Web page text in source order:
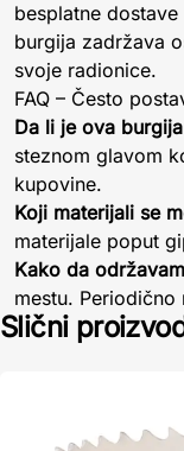
besplatne
burgija zadržava
svoje radionice.
FAQ – Često
Da li je ova
steznom glavom
kupovine.
Koji materijali se
materijale poput
Kako da
mestu.
Slični